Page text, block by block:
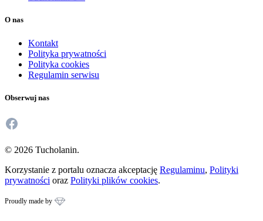
O nas
Kontakt
Polityka prywatności
Polityka cookies
Regulamin serwisu
Obserwuj nas
Facebook
© 2026 Tucholanin.
Korzystanie z portalu oznacza akceptację Regulaminu, Polityki
prywatności oraz Polityki plików cookies.
Proudly made by